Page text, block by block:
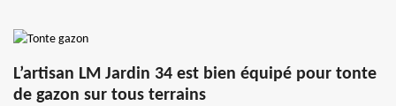
L’artisan LM Jardin 34 est bien équipé pour tonte
de gazon sur tous terrains